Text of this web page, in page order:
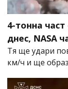
4-тонна
днес, NASA
Тя ще удари
км/ч и ще